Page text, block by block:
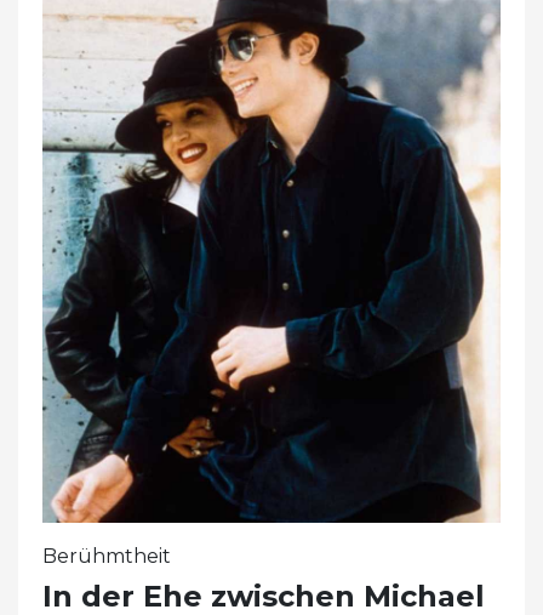
Berühmtheit
In der Ehe zwischen Michael